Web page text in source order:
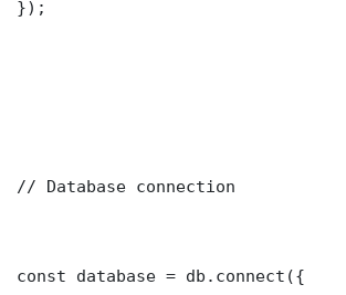
});
// Database connection
const database = db.connect({